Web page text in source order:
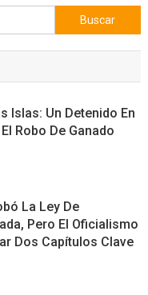
Buscar:
Islas: Un Detenido En
Robo De Ganado
La Ley De
Pero El Oficialismo
Dos Capítulos Clave